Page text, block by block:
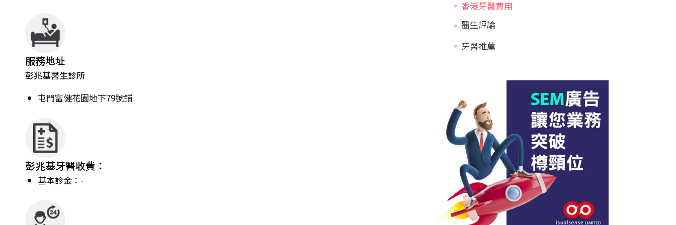
服務地址
彭兆基醫生診所
屯門富健花園地下79號鋪
彭兆基牙醫收費：
基本診金：-
香港牙醫費用
牙醫推薦